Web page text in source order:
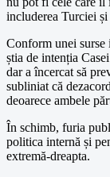
includerea Turciei
Conform unei surse
știa de intenția
dar a încercat să
subliniat că
deoarece ambele
În schimb, furia
politica internă și
extremă-dreapta.